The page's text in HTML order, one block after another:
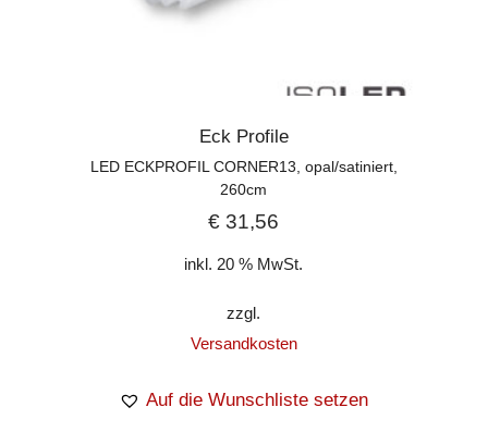
Eck Profile
LED ECKPROFIL CORNER13, opal/satiniert,
260cm
€ 31,56
inkl. 20 % MwSt.
zzgl.
Versandkosten
Auf die Wunschliste setzen